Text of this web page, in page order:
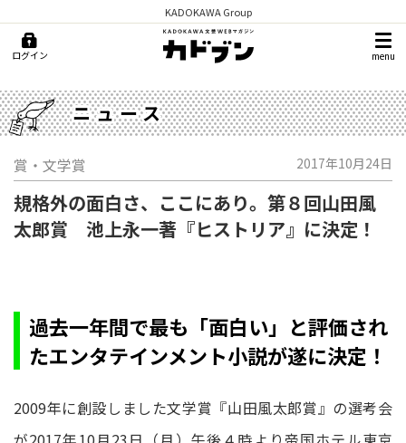
KADOKAWA Group
ログイン menu
ニュース
賞・文学賞 2017年10月24日
規格外の面白さ、ここにあり。第８回山田風
太郎賞 池上永一著『ヒストリア』に決定！
過去一年間で最も「面白い」と評価され
たエンタテインメント小説が遂に決定！
2009年に創設しました文学賞『山田風太郎賞』の選考会